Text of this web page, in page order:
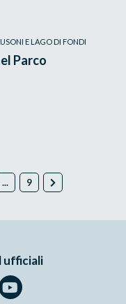
E LAGO DI FONDI
Parco
... 9
ufficiali